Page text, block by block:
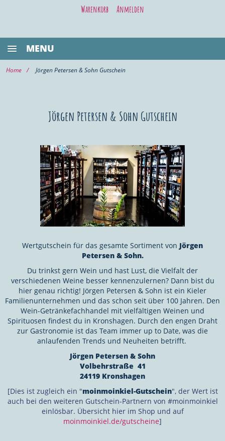
Warenkorb Anmelden
MENU
BESTSELLER
SHOPPING
VOR ORT KAUFEN
Home Jörgen Petersen & Sohn Gutschein
Jörgen Petersen & Sohn Gutschein
Wertgutschein für das gesamte Sortiment von Jörgen
Petersen & Sohn.
Du trinkst gern Wein und hast Lust, die Vielfalt der
verschiedenen Weine besser kennenzulernen? Dann bist du
hier genau richtig! Jörgen Petersen & Sohn ist ein Kieler
Familienunternehmen und das schon seit über 100 Jahren. Den
Wein-Getränkefachhandel mit vielfältigen Weinen und
Spirituosen findest du in Kronshagen. Durch den engen Draht
zur Gastronomie ist das Team immer up to Date, was die
anlaufenden Trends und Neuheiten betrifft.
Jörgen Petersen & Sohn
Volbehrstraße 41
24119 Kronshagen
[Dies ist zugleich ein "moinmoinkiel-Gutschein", der Wert ist
auch bei den weiteren Gutschein-Partnern von #moinmoinkiel
einlösbar. Übersicht hier im Shop und auf
moinmoinkiel.de/gutscheine]